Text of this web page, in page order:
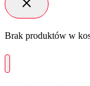
Brak produktów w